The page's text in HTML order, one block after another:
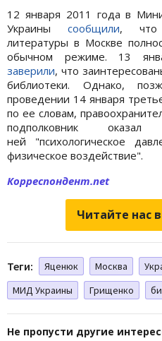
12 января 2011 года в
Украины сообщили, что
литературы в Москве
обычном режиме. 13
заверили, что
библиотеки. Однако,
проведении 14 января
по ее словам,
подполковник
ней "психологическое
физическое воздействие".
Корреспондент.net
Читайте нас
Теги: Яценюк Москва
МИД Украины
Грищенко
Не пропусти другие